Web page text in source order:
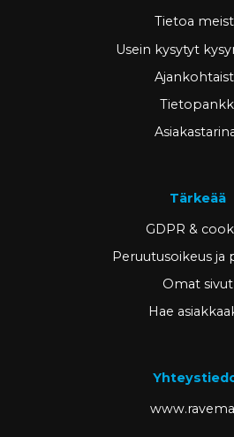
Tietoa
Usein kysytyt
Tärkeää
GDPR &
Peruutusoikeus ja
Omat sivut
Hae